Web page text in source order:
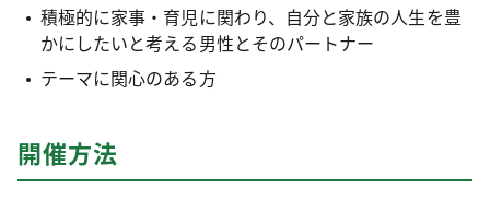
積極的に家事・育児に関わり、自分と家族の人生を豊
かにしたいと考える男性とそのパートナー
テーマに関心のある方
開催方法